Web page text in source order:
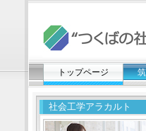
トップページ
社会工学アラカルト